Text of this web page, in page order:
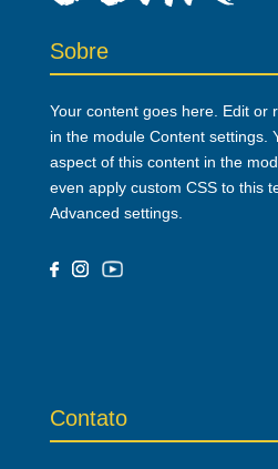
Sobre
Your content goes here. Edit or
in the module Content settings.
aspect of this content in the
even apply custom CSS to this
Advanced settings.
Contato